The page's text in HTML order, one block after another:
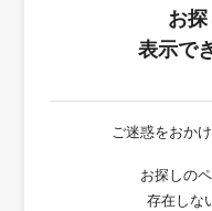
お
表示で
ご迷惑をおか
お探しの
存在しな